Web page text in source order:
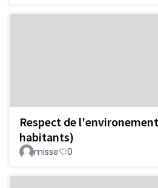
Respect de
habitants)
misse 0